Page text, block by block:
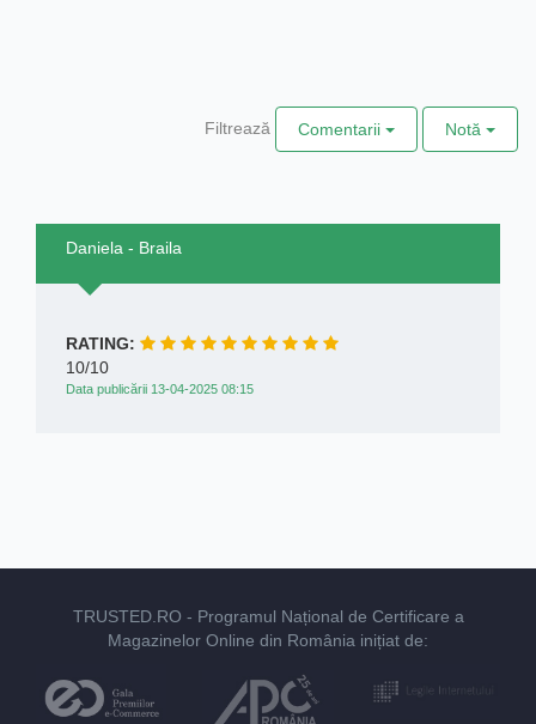
Filtrează Comentarii Notă
Daniela - Braila
RATING:
10/10
Data publicării 13-04-2025 08:15
TRUSTED.RO - Programul Național de Certificare a
Magazinelor Online din România inițiat de: